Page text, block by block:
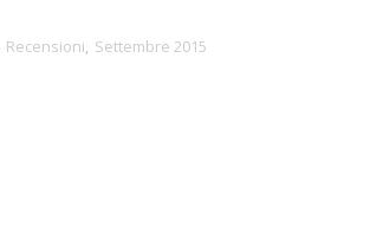
Recensioni, Settembre 2015